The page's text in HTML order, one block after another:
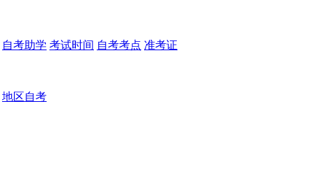
自考助学 考试时间 自考考点 准考证
地区自考